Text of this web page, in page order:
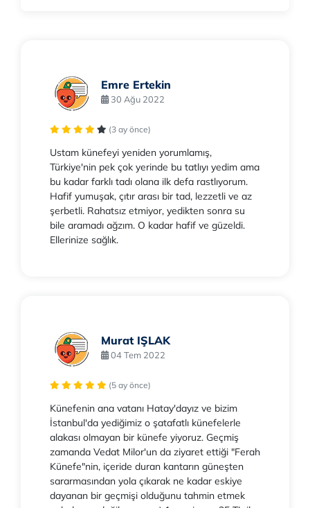
Emre Ertekin
30 Ağu 2022
(3 ay önce)
Ustam künefeyi yeniden yorumlamış,
Türkiye'nin pek çok yerinde bu tatlıyı yedim ama
bu kadar farklı tadı olana ilk defa rastlıyorum.
Hafif yumuşak, çıtır arası bir tad, lezzetli ve az
şerbetli. Rahatsız etmiyor, yedikten sonra su
bile aramadı ağzım. O kadar hafif ve güzeldi.
Ellerinize sağlık.
Murat IŞLAK
04 Tem 2022
(5 ay önce)
Künefenin ana vatanı Hatay'dayız ve bizim
İstanbul'da yediğimiz o şatafatlı künefelerle
alakası olmayan bir künefe yiyoruz. Geçmiş
zamanda Vedat Milor'un da ziyaret ettiği "Ferah
Künefe"nin, içeride duran kantarın güneşten
sararmasından yola çıkarak ne kadar eskiye
dayanan bir geçmişi olduğunu tahmin etmek